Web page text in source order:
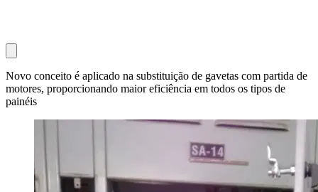
Novo conceito é aplicado na substituição de gavetas com partida de
motores, proporcionando maior eficiência em todos os tipos de
painéis